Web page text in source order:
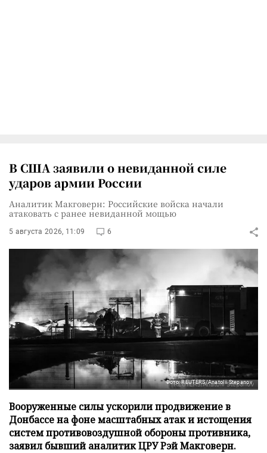
В США заявили о невиданной силе
ударов армии России
Аналитик Макговерн: Российские войска начали
атаковать с ранее невиданной мощью
5 августа 2026, 11:09 6
Фото: REUTERS/Anatolii Stepanov
Вооруженные силы ускорили продвижение в
Донбассе на фоне масштабных атак и истощения
систем противовоздушной обороны противника,
заявил бывший аналитик ЦРУ Рэй Макговерн.